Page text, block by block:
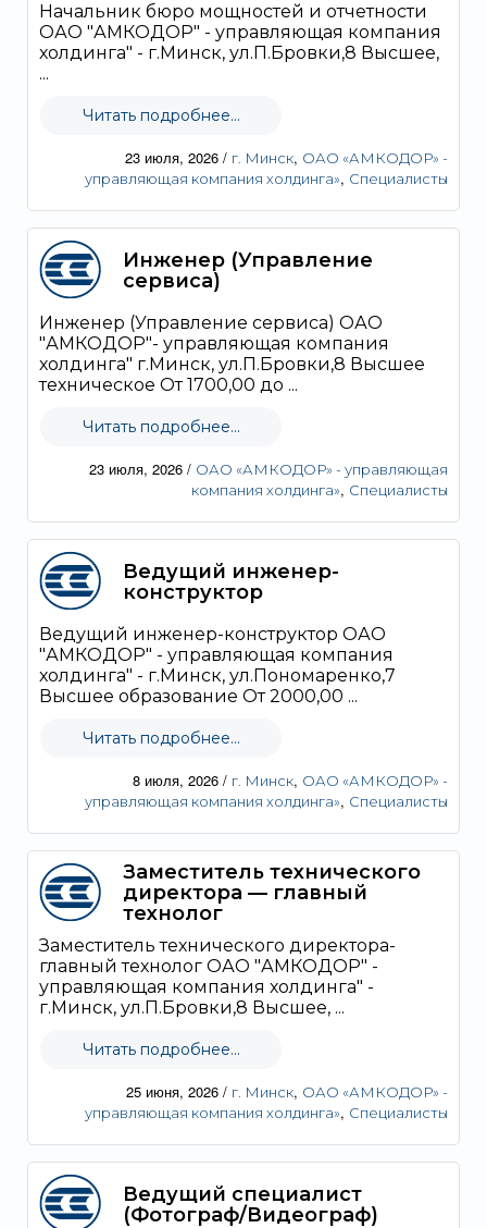
Начальник бюро мощностей и отчетности
ОАО "АМКОДОР" - управляющая компания
холдинга" - г.Минск, ул.П.Бровки,8 Высшее,
...
Читать подробнее...
23 июля, 2026 / г. Минск, ОАО «АМКОДОР» -
управляющая компания холдинга», Специалисты
Инженер (Управление
сервиса)
Инженер (Управление сервиса) ОАО
"АМКОДОР"- управляющая компания
холдинга" г.Минск, ул.П.Бровки,8 Высшее
техническое От 1700,00 до ...
Читать подробнее...
23 июля, 2026 / ОАО «АМКОДОР» - управляющая
компания холдинга», Специалисты
Ведущий инженер-
конструктор
Ведущий инженер-конструктор ОАО
"АМКОДОР" - управляющая компания
холдинга" - г.Минск, ул.Пономаренко,7
Высшее образование От 2000,00 ...
Читать подробнее...
8 июля, 2026 / г. Минск, ОАО «АМКОДОР» -
управляющая компания холдинга», Специалисты
Заместитель технического
директора — главный
технолог
Заместитель технического директора-
главный технолог ОАО "АМКОДОР" -
управляющая компания холдинга" -
г.Минск, ул.П.Бровки,8 Высшее, ...
Читать подробнее...
25 июня, 2026 / г. Минск, ОАО «АМКОДОР» -
управляющая компания холдинга», Специалисты
Ведущий специалист
(Фотограф/Видеограф)